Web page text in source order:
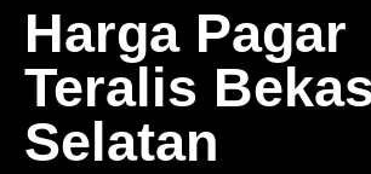
Harga Pagar
Teralis
Selatan